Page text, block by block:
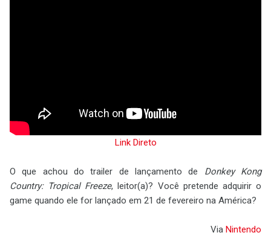
Link Direto
O que achou do trailer de lançamento de Donkey Kong
Country: Tropical Freeze, leitor(a)? Você pretende adquirir o
game quando ele for lançado em 21 de fevereiro na América?
Via Nintendo